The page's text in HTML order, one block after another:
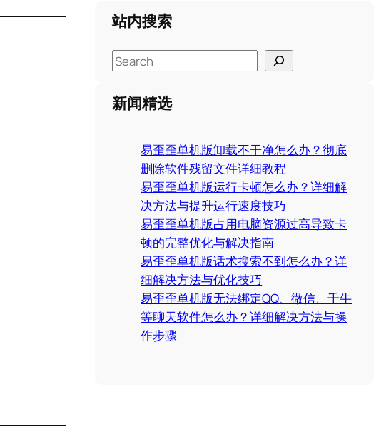
站内搜索
S
e
a
r
新闻精选
易歪歪单机版卸载不干净怎么办？彻底
删除软件残留文件详细教程
易歪歪单机版运行卡顿怎么办？详细解
决方法与提升运行速度技巧
易歪歪单机版占用电脑资源过高导致卡
顿的完整优化与解决指南
易歪歪单机版话术搜索不到怎么办？详
细解决方法与优化技巧
易歪歪单机版无法绑定QQ、微信、千牛
等聊天软件怎么办？详细解决方法与操
作步骤